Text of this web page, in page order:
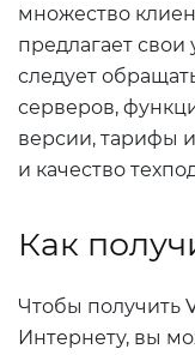
множество
предлагает
следует
серверов,
версии, тарифы
и качество
Как
Чтобы получить
Интернету, вы